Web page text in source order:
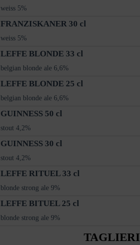
weiss 5%
FRANZISKANER 30 cl
weiss 5%
LEFFE BLONDE 33 cl
belgian blonde ale 6,6%
LEFFE BLONDE 25 cl
belgian blonde ale 6,6%
GUINNESS 50 cl
stout 4,2%
GUINNESS 30 cl
stout 4,2%
LEFFE RITUEL 33 cl
blonde strong ale 9%
LEFFE BITUEL 25 cl
blonde strong ale 9%
TAGLIERI